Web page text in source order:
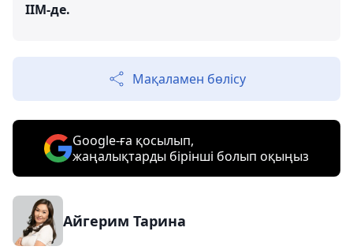
ІІМ-де.
Мақаламен бөлісу
Google-ға қосылып,
жаңалықтарды бірінші болып оқыңыз
Айгерим Тарина